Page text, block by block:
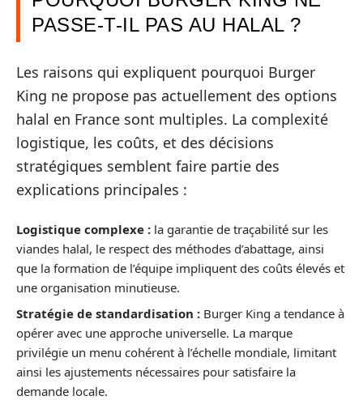
PASSE-T-IL PAS AU HALAL ?
Les raisons qui expliquent pourquoi Burger
King ne propose pas actuellement des options
halal en France sont multiples. La complexité
logistique, les coûts, et des décisions
stratégiques semblent faire partie des
explications principales :
Logistique complexe : la garantie de traçabilité sur les
viandes halal, le respect des méthodes d’abattage, ainsi
que la formation de l’équipe impliquent des coûts élevés et
une organisation minutieuse.
Stratégie de standardisation : Burger King a tendance à
opérer avec une approche universelle. La marque
privilégie un menu cohérent à l’échelle mondiale, limitant
ainsi les ajustements nécessaires pour satisfaire la
demande locale.